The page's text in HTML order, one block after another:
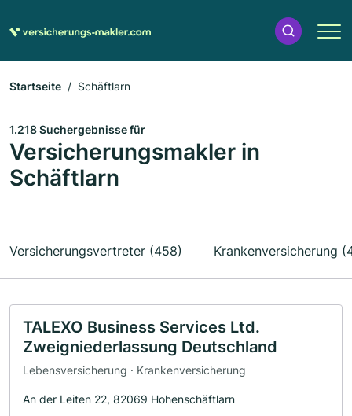
Startseite Schäftlarn
1.218 Suchergebnisse für
Versicherungsmakler in
Schäftlarn
Versicherungsvertreter (458) Krankenversicherung
TALEXO Business Services Ltd.
Zweigniederlassung Deutschland
Lebensversicherung · Krankenversicherung
An der Leiten 22, 82069 Hohenschäftlarn